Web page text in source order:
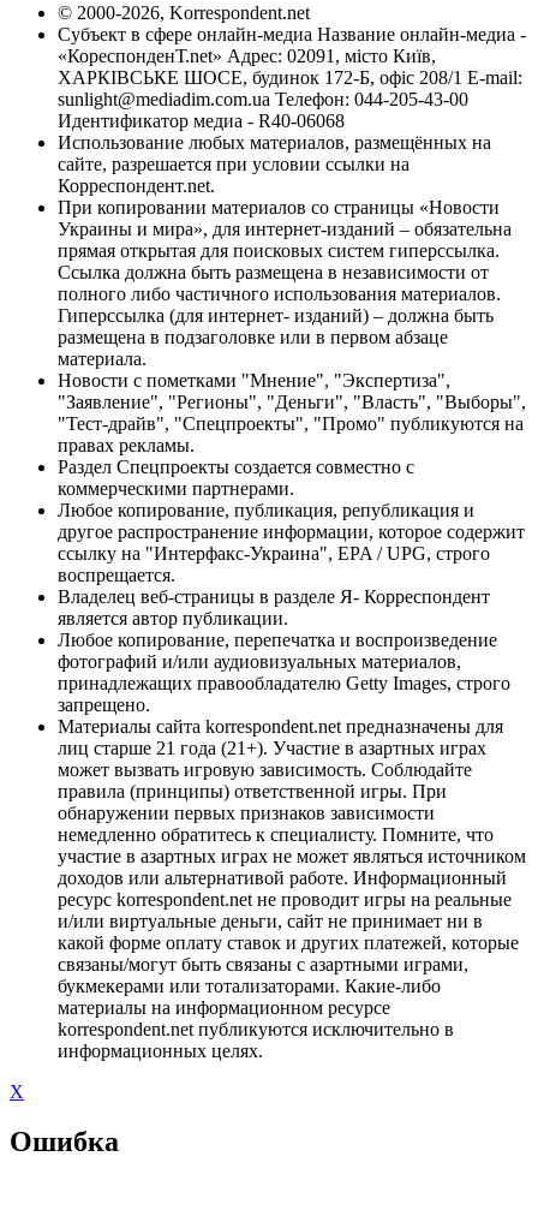
© 2000-2026, Korrespondent.net
Субъект в сфере онлайн-медиа Название онлайн-медиа -
«КореспонденТ.net» Адрес: 02091, місто Київ,
ХАРКІВСЬКЕ ШОСЕ, будинок 172-Б, офіс 208/1 E-mail:
sunlight@mediadim.com.ua Телефон: 044-205-43-00
Идентификатор медиа - R40-06068
Использование любых материалов, размещённых на
сайте, разрешается при условии ссылки на
Корреспондент.net.
При копировании материалов со страницы «Новости
Украины и мира», для интернет-изданий – обязательна
прямая открытая для поисковых систем гиперссылка.
Ссылка должна быть размещена в независимости от
полного либо частичного использования материалов.
Гиперссылка (для интернет- изданий) – должна быть
размещена в подзаголовке или в первом абзаце
материала.
Новости с пометками "Мнение", "Экспертиза",
"Заявление", "Регионы", "Деньги", "Власть", "Выборы",
"Тест-драйв", "Спецпроекты", "Промо" публикуются на
правах рекламы.
Раздел Спецпроекты создается совместно с
коммерческими партнерами.
Любое копирование, публикация, републикация и
другое распространение информации, которое содержит
ссылку на "Интерфакс-Украина", EPA / UPG, строго
воспрещается.
Владелец веб-страницы в разделе Я- Корреспондент
является автор публикации.
Любое копирование, перепечатка и воспроизведение
фотографий и/или аудиовизуальных материалов,
принадлежащих правообладателю Getty Images, строго
запрещено.
Материалы сайта korrespondent.net предназначены для
лиц старше 21 года (21+). Участие в азартных играх
может вызвать игровую зависимость. Соблюдайте
правила (принципы) ответственной игры. При
обнаружении первых признаков зависимости
немедленно обратитесь к специалисту. Помните, что
участие в азартных играх не может являться источником
доходов или альтернативой работе. Информационный
ресурс korrespondent.net не проводит игры на реальные
и/или виртуальные деньги, сайт не принимает ни в
какой форме оплату ставок и других платежей, которые
связаны/могут быть связаны с азартными играми,
букмекерами или тотализаторами. Какие-либо
материалы на информационном ресурсе
korrespondent.net публикуются исключительно в
информационных целях.
X
Ошибка